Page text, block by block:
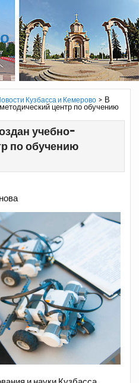
Кузбасса и Кемерово> В
центр по обучению
учебно-
по обучению